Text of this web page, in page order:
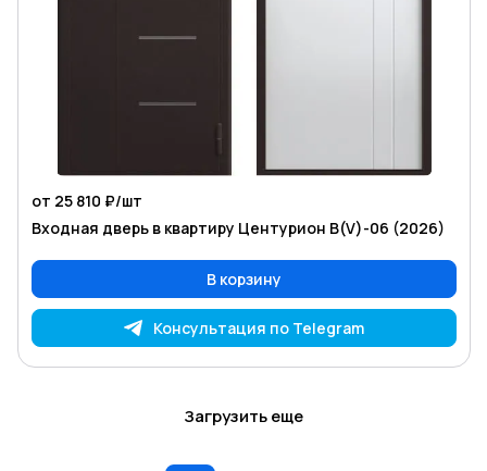
от 25 810 ₽/шт
Входная дверь в квартиру Центурион В(V)-06 (2026)
В корзину
Консультация по Telegram
Загрузить еще